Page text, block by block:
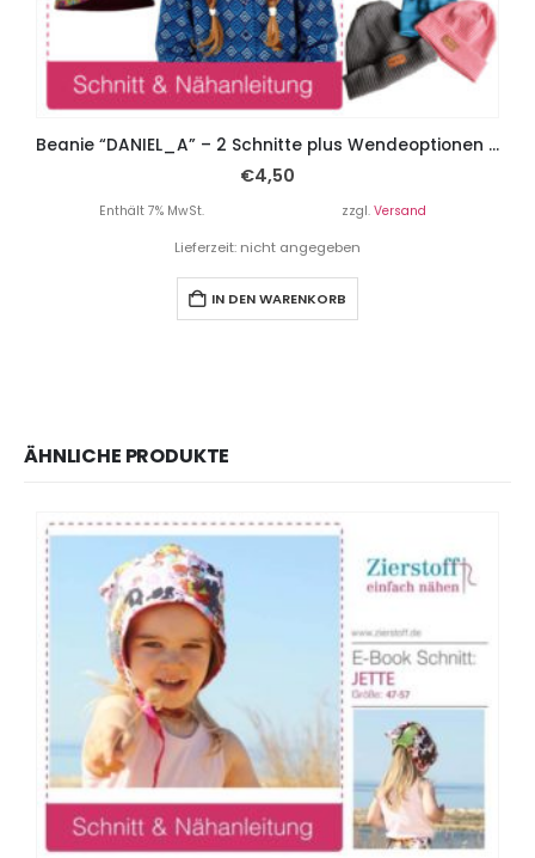
Beanie “DANIEL_A” – 2 Schnitte plus Wendeoptionen Gr. 45 – 57
€4,50
Enthält 7% MwSt. zzgl. Versand
Lieferzeit: nicht angegeben
IN DEN WARENKORB
ÄHNLICHE PRODUKTE